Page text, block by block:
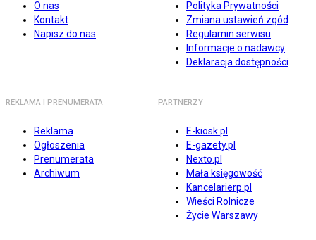
O nas
Kontakt
Napisz do nas
Polityka Prywatności
Zmiana ustawień zgód
Regulamin serwisu
Informacje o nadawcy
Deklaracja dostępności
REKLAMA I PRENUMERATA
Reklama
Ogłoszenia
Prenumerata
Archiwum
PARTNERZY
E-kiosk.pl
E-gazety.pl
Nexto.pl
Mała księgowość
Kancelarierp.pl
Wieści Rolnicze
Życie Warszawy